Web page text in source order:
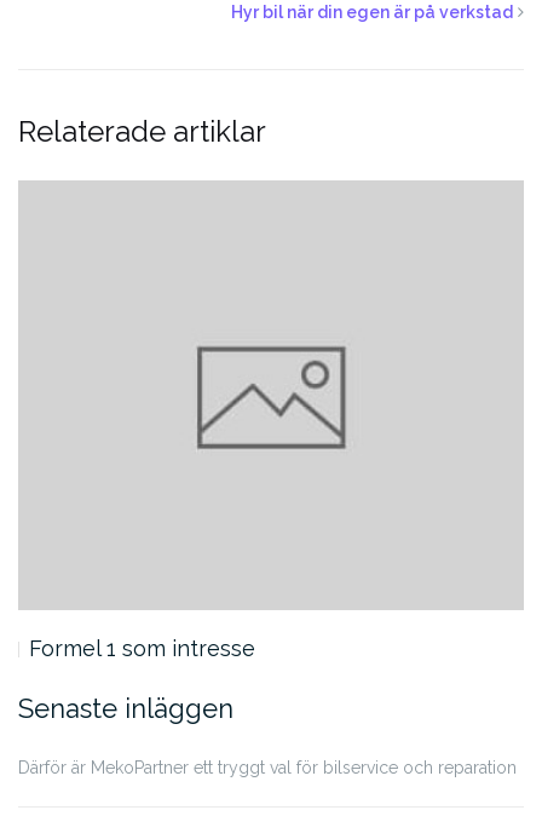
Hyr bil när din egen är på verkstad
Relaterade artiklar
Formel 1 som intresse
Senaste inläggen
Därför är MekoPartner ett tryggt val för bilservice och reparation